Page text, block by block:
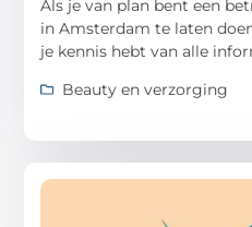
Als je van plan bent een
in Amsterdam te laten
je kennis hebt van alle
Beauty en verzorging